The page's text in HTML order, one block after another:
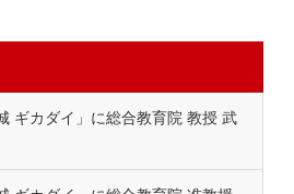
ギカダイ」に総合教育院 教授 武